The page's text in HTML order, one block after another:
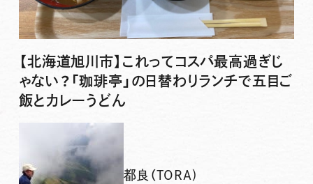
【北海道旭川市】これってコスパ最高過ぎじ
ゃない？「珈琲亭」の日替わりランチで五目ご
飯とカレーうどん
都良（TORA)